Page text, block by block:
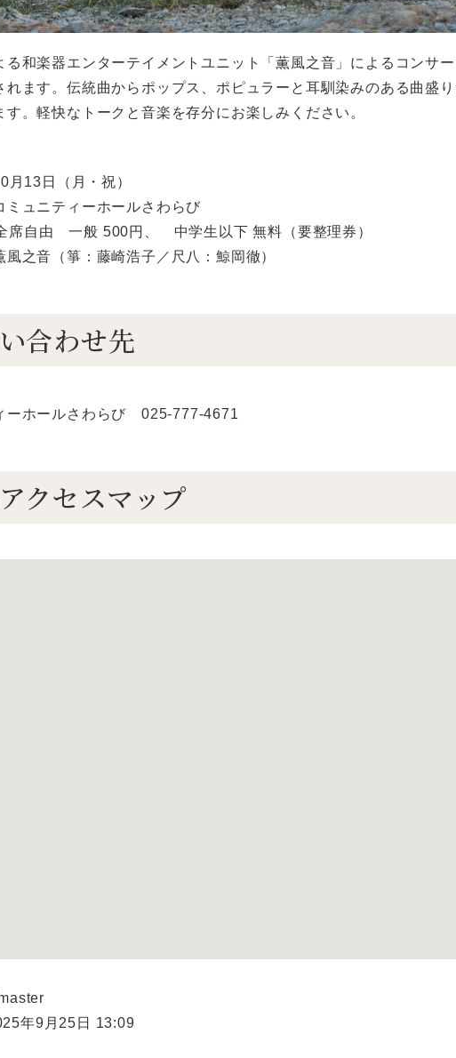
る和楽器エンターテイメントユニット「薫風之音」によるコンサ
れます。伝統曲からポップス、ポピュラーと耳馴染みのある曲盛
す。軽快なトークと音楽を存分にお楽しみください。
月13日（月・祝）
ニティーホールさわらび
席自由 一般 500円、 中学生以下 無料（要整理券）
音（箏：藤崎浩子／尺八：鯨岡徹）
合わせ先
ーホールさわらび 025-777-4671
クセスマップ
年9月25日 13:09